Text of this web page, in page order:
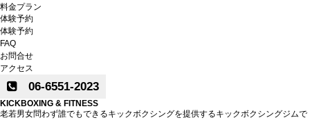
料金プラン
体験予約
体験予約
FAQ
お問合せ
アクセス
06-6551-2023
KICKBOXING & FITNESS
老若男女問わず誰でもできるキックボクシングを提供するキックボクシングジムで